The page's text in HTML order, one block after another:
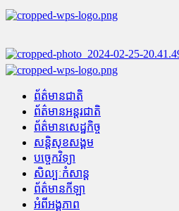
Skip
to
Primary
ព័ត៌មានជាតិ
ព័ត៌មានអន្តរជាតិ
ព័ត៌មានសេដ្ឋកិច្ច
សន្តិសុខសង្គម
បច្ចេកវិទ្យា
សិល្បៈកំសាន្ត
ព័ត៌មានកីឡា
អំពីអង្គភាព